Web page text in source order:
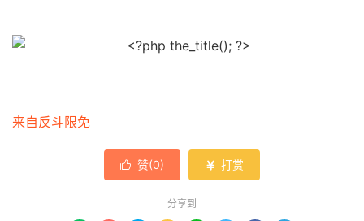
来自反斗限免
 赞(0)  打赏
分享到